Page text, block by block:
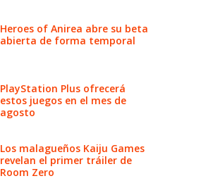
Heroes of Anirea abre su beta
abierta de forma temporal
PlayStation Plus ofrecerá
estos juegos en el mes de
agosto
Los malagueños Kaiju Games
revelan el primer tráiler de
Room Zero